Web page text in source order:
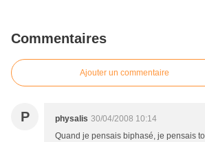
Commentaires
Ajouter un commentaire
P physalis 30/04/2008 10:14
Quand je pensais biphasé, je pensais